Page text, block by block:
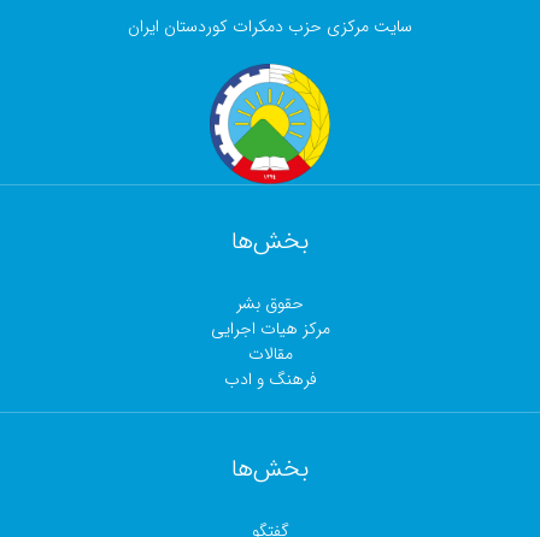
سایت مرکزی حزب دمکرات کوردستان ایران
بخش‌ها
حقوق بشر
مرکز هیات اجرایی
مقالات
فرهنگ و ادب
بخش‌ها
گفتگو